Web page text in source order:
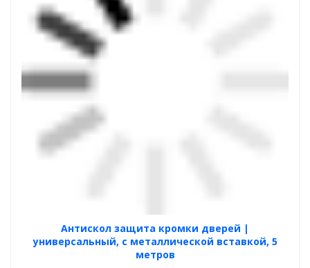
Антискол защита кромки дверей |
универсальный, с металлической вставкой, 5
метров